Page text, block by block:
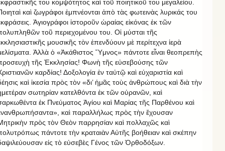
του κομψότητος καὶ τοῦ ποιητικοῦ του μεγαλείου.
καὶ ζωγράφοι ἐμπνέονται ἀπὸ τὰς φωτεινὰς λυρικάς του
Ἁγιογράφοι ἱστοροῦν ὡραίας εἰκόνας ἐκ τῶν
τοῦ περιεχομένου του. Οἱ μύσται τῆς
μουσικῆς τὸν ἐπενδύουν μὲ περίτεχνα ἱερὰ
Ἀλλὰ ὁ «Ἀκάθιστος Ὕμνος» πάντοτε εἶναι θεοπρεπὴς
τῆς Ἐκκλησίας! Φωνὴ τῆς εὐσεβούσης τῶν
καρδίας! Δοξολογία ἐν ταὐτῷ καὶ εὐχαριστία καὶ
καὶ ἱκεσία πρὸς τὸν «δι’ ἡμᾶς τοὺς ἀνθρώπους καὶ διὰ τὴν
σωτηρίαν κατελθόντα ἐκ τῶν οὐρανῶν, καὶ
ἐκ Πνεύματος Ἁγίου καὶ Μαρίας τῆς Παρθένου καὶ
καὶ παραλλήλως πρὸς τὴν ἔχουσαν
πρὸς τὸν Θεὸν παρρησίαν καὶ πολλαχῶς καὶ
πάντοτε τὴν κραταιὰν Αὐτῆς βοήθειαν καὶ σκέπην
εἰς τὸ εὐσεβὲς Γένος τῶν Ὀρθοδόξων.